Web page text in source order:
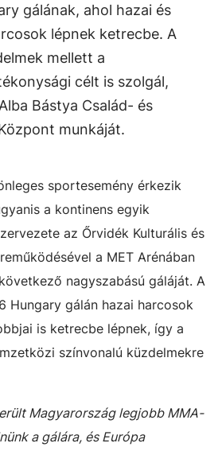
gálának, ahol hazai és
lépnek ketrecbe. A
mellett a
célt is szolgál,
Bástya Család- és
munkáját.
sportesemény érkezik
a kontinens egyik
az Őrvidék Kulturális és
a MET Arénában
nagyszabású gáláját. A
Hungary gálán hazai harcosok
is ketrecbe lépnek, így a
színvonalú küzdelmekre
Magyarország legjobb MMA-
a gálára, és Európa